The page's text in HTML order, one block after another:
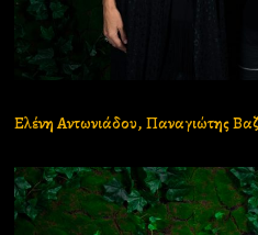
Ελένη Αντωνιάδου, Παναγιώτης